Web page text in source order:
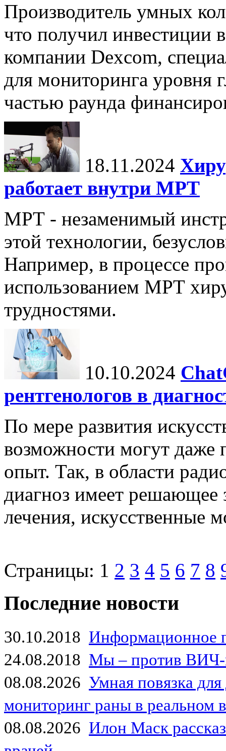
Производитель умных
что получил инвестиции
компании Dexcom,
для мониторинга уровня
частью раунда
18.11.2024
работает внутри МРТ
МРТ - незаменимый
этой технологии,
Например, в процессе
использованием МРТ
трудностями.
10.10.2024
рентгенологов в
По мере развития
возможности могут даже
опыт. Так, в области
диагноз имеет решающее
лечения, искусственные
Страницы: 1 2 3 4 5 6 7 8
Последние новости
30.10.2018 Информационное
24.08.2018 Мы – против
08.08.2026 Умная повязка
мониторинг раны в реальном
08.08.2026 Илон Маск